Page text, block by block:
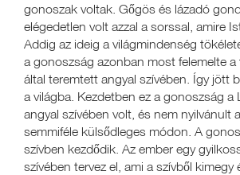
gonoszak voltak. Gőgös és lázadó
elégedetlen volt azzal a sorssal, amire
Addig az ideig a világmindenség
a gonoszság azonban most felemelte a
által teremtett angyal szívében. Így jött
a világba. Kezdetben ez a gonoszság a
angyal szívében volt, és nem nyilvánult
semmiféle külsődleges módon. A
szívben kezdődik. Az ember egy
szívében tervez el, ami a szívből kimegy